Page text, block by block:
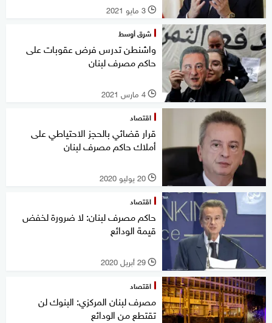
l 3 مايو 2021
شرق أوسط
واشنطن تدرس فرض عقوبات على
حاكم مصرف لبنان
l 4 مارس 2021
اقتصاد
قرار قضائي بالحجز الاحتياطي على
أملاك حاكم مصرف لبنان
l 20 يوليو 2020
اقتصاد
حاكم مصرف لبنان: لا ضرورة لخفض
قيمة الودائع
l 29 أبريل 2020
اقتصاد
مصرف لبنان المركزي: البنوك لن
تقتطع من الودائع